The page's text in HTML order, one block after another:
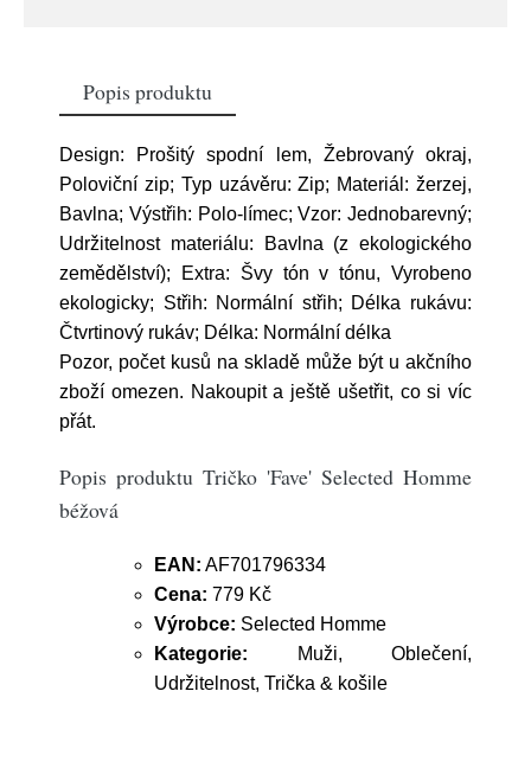
Popis produktu
Design: Prošitý spodní lem, Žebrovaný okraj,
Poloviční zip; Typ uzávěru: Zip; Materiál: žerzej,
Bavlna; Výstřih: Polo-límec; Vzor: Jednobarevný;
Udržitelnost materiálu: Bavlna (z ekologického
zemědělství); Extra: Švy tón v tónu, Vyrobeno
ekologicky; Střih: Normální střih; Délka rukávu:
Čtvrtinový rukáv; Délka: Normální délka
Pozor, počet kusů na skladě může být u akčního
zboží omezen. Nakoupit a ještě ušetřit, co si víc
přát.
Popis produktu Tričko 'Fave' Selected Homme
béžová
EAN: AF701796334
Cena: 779 Kč
Výrobce: Selected Homme
Kategorie: Muži, Oblečení,
Udržitelnost, Trička & košile